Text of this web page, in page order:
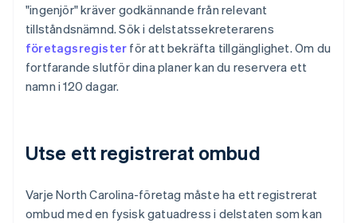
"ingenjör" kräver godkännande från relevant
tillståndsnämnd. Sök i delstatssekreterarens
företagsregister för att bekräfta tillgänglighet. Om du
fortfarande slutför dina planer kan du reservera ett
namn i 120 dagar.
Utse ett registrerat ombud
Varje North Carolina-företag måste ha ett registrerat
ombud med en fysisk gatuadress i delstaten som kan